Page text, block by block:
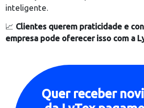
empresas que querem crescer
menos inadimplência e mais
✅ Múltiplas formas de
(inclusive parcelado);
✅ Cobranças automáticas com